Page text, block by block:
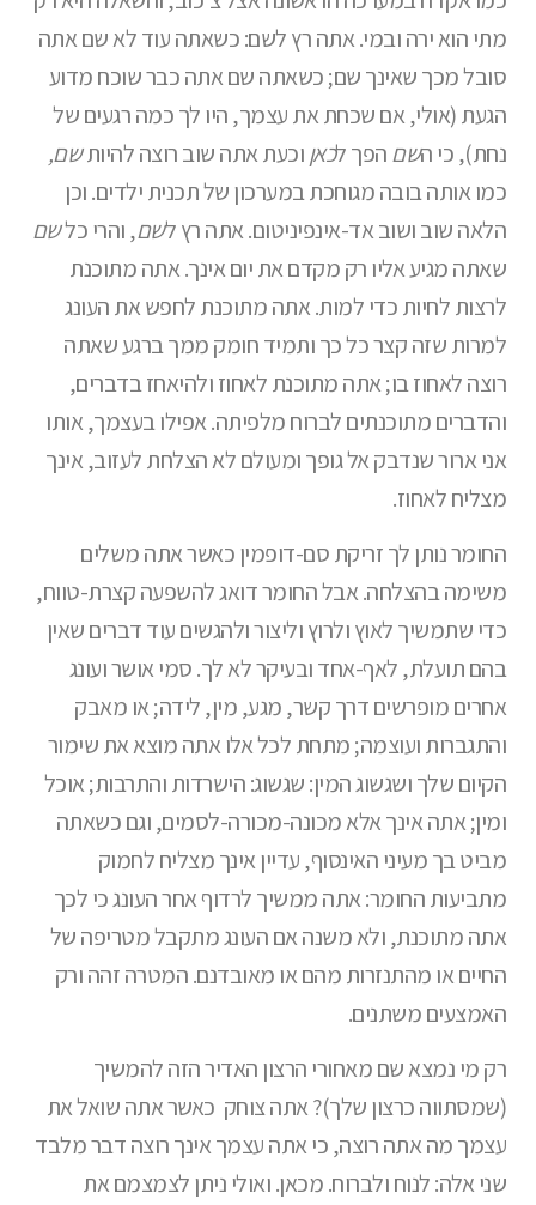
מתי הוא ירה ובמי. אתה רץ לשם: כשאתה עוד לא שם אתה
סובל מכך שאינך שם; כשאתה שם אתה כבר שוכח מדוע
הגעת (אולי, אם שכחת את עצמך, היו לך כמה רגעים של
נחת), כי השםהפך לכאןוכעת אתה שוב רוצה להיותשם,
כמו אותה בובה מגוחכת במערכון של תכנית ילדים. וכן
הלאה שוב ושוב אד-אינפיניטום. אתה רץ לשם, והרי כלשם
שאתה מגיע אליו רק מקדם את יום אינך. אתה מתוכנת
לרצות לחיות כדי למות. אתה מתוכנת לחפש את העונג
למרות שזה קצר כל כך ותמיד חומק ממך ברגע שאתה
רוצה לאחוז בו; אתה מתוכנת לאחוז ולהיאחז בדברים,
והדברים מתוכנתים לברוח מלפיתה. אפילו בעצמך, אותו
אני ארור שנדבק אל גופך ומעולם לא הצלחת לעזוב, אינך
מצליח לאחוז.
החומר נותן לך זריקת סם-דופמין כאשר אתה משלים
משימה בהצלחה. אבל החומר דואג להשפעה קצרת-טווח,
כדי שתמשיך לאוץ ולרוץ וליצור ולהגשים עוד דברים שאין
בהם תועלת, לאף-אחד ובעיקר לא לך. סמי אושר ועונג
אחרים מופרשים דרך קשר, מגע, מין, לידה; או מאבק
והתגברות ועוצמה; מתחת לכל אלו אתה מוצא את שימור
הקיום שלך ושגשוג המין: שגשוג: הישרדות והתרבות; אוכל
ומין; אתה אינך אלא מכונה-מכורה-לסמים, וגם כשאתה
מביט בך מעיני האינסוף, עדיין אינך מצליח לחמוק
מתביעות החומר: אתה ממשיך לרדוף אחר העונג כי לכך
אתה מתוכנת, ולא משנה אם העונג מתקבל מטריפה של
החיים או מהתנזרות מהם או מאובדנם. המטרה זהה ורק
האמצעים משתנים.
רק מי נמצא שם מאחורי הרצון האדיר הזה להמשיך
(שמסתווה כרצון שלך)? אתה צוחק כאשר אתה שואל את
עצמך מה אתה רוצה, כי אתה עצמך אינך רוצה דבר מלבד
שני אלה: לנוח ולברוח. מכאן. ואולי ניתן לצמצמם את